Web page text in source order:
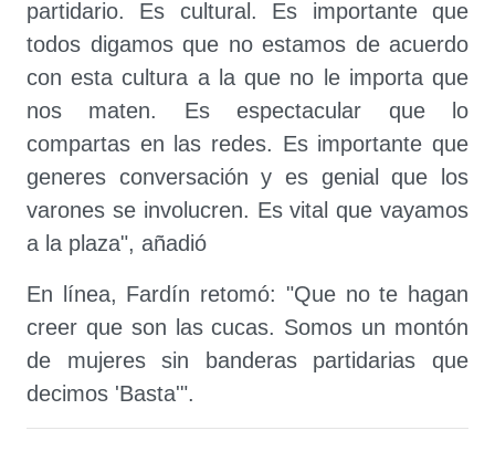
partidario. Es cultural. Es importante que
todos digamos que no estamos de acuerdo
con esta cultura a la que no le importa que
nos maten. Es espectacular que lo
compartas en las redes. Es importante que
generes conversación y es genial que los
varones se involucren. Es vital que vayamos
a la plaza", añadió
En línea, Fardín retomó: "Que no te hagan
creer que son las cucas. Somos un montón
de mujeres sin banderas partidarias que
decimos 'Basta'".